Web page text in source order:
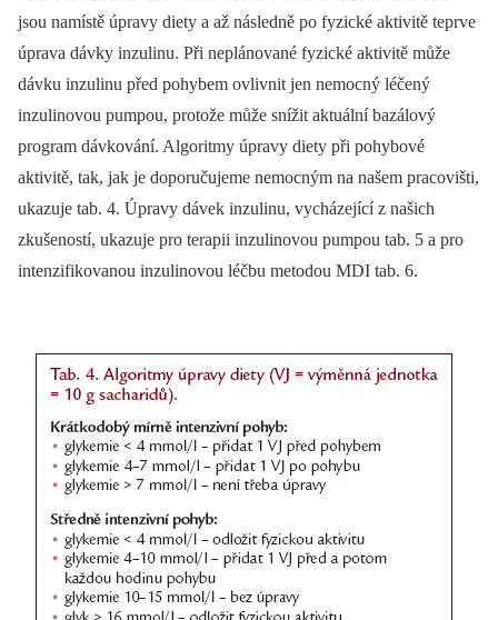
jsou namístě úpravy diety a až následně po fyzické aktivitě teprve
úprava dávky inzulinu. Při neplánované fyzické aktivitě může
dávku inzulinu před pohybem ovlivnit jen nemocný léčený
inzulinovou pumpou, protože může snížit aktuální bazálový
program dávkování. Algoritmy úpravy diety při pohybové
aktivitě, tak, jak je doporučujeme nemocným na našem pracovišti,
ukazuje tab. 4. Úpravy dávek inzulinu, vycházející z našich
zkušeností, ukazuje pro terapii inzulinovou pumpou tab. 5 a pro
intenzifikovanou inzulinovou léčbu metodou MDI tab. 6.